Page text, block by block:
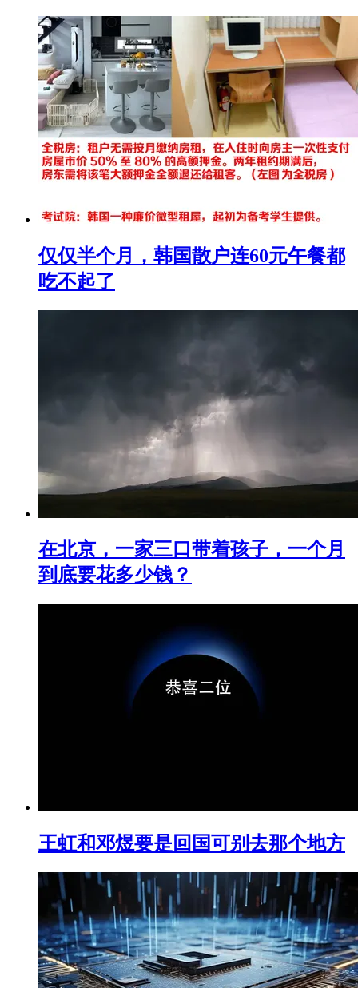
仅仅半个月，韩国散户连60元午餐都
吃不起了
在北京，一家三口带着孩子，一个月
到底要花多少钱？
王虹和邓煜要是回国可别去那个地方